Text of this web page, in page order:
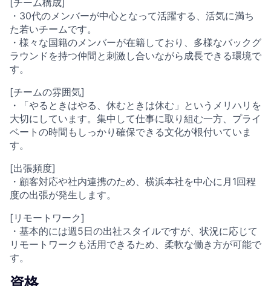
・30代のメンバーが中心となって活躍する、活気に満ち
た若いチームです。
・様々な国籍のメンバーが在籍しており、多様なバックグ
ラウンドを持つ仲間と刺激し合いながら成長できる環境で
す。
[チームの雰囲気]
・「やるときはやる、休むときは休む」というメリハリを
大切にしています。集中して仕事に取り組む一方、プライ
ベートの時間もしっかり確保できる文化が根付いていま
す。
[出張頻度]
・顧客対応や社内連携のため、横浜本社を中心に月1回程
度の出張が発生します。
[リモートワーク]
・基本的には週5日の出社スタイルですが、状況に応じて
リモートワークも活用できるため、柔軟な働き方が可能で
す。
資格